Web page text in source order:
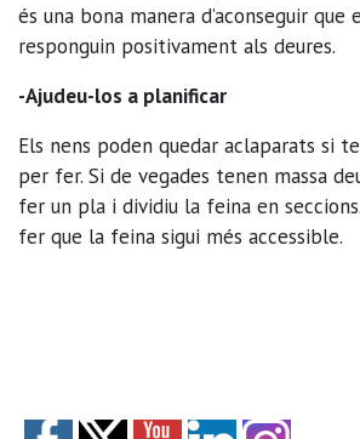
és una bona manera d’aconseguir que
responguin positivament als deures.
-Ajudeu-los a planificar
Els nens poden quedar aclaparats si
per fer. Si de vegades tenen massa
fer un pla i dividiu la feina en
fer que la feina sigui més accessible.